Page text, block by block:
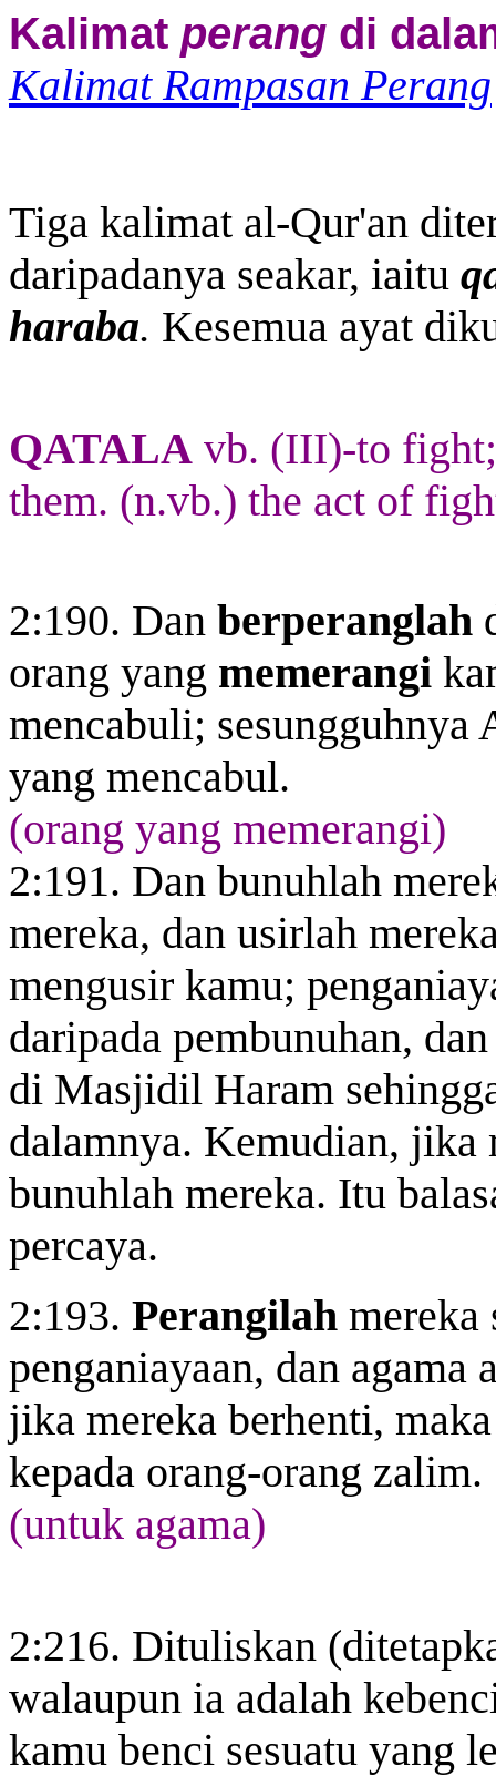
Kalimat perang di
Kalimat Rampasan Perang
Tiga kalimat al-Qur'an
daripadanya seakar, iaitu
haraba. Kesemua ayat
QATALA vb. (III)-to
them. (n.vb.) the act of
2:190. Dan berperanglah
orang yang memerangi
mencabuli; sesungguhnya
yang mencabul.
(orang yang memerangi)
2:191. Dan bunuhlah
mereka, dan usirlah
mengusir kamu;
daripada pembunuhan,
di Masjidil Haram
dalamnya. Kemudian, jika
bunuhlah mereka. Itu
percaya.
2:193. Perangilah mereka
penganiayaan, dan
jika mereka berhenti,
kepada orang-orang zalim.
(untuk agama)
2:216. Dituliskan
walaupun ia adalah
kamu benci sesuatu yang